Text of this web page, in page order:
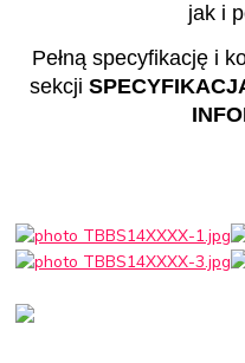
jak i
Pełną specyfikację i
sekcji